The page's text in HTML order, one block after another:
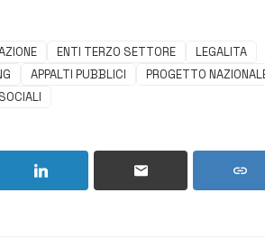
ENTI TERZO SETTORE
LEGALITA
APPALTI PUBBLICI
PROGETTO